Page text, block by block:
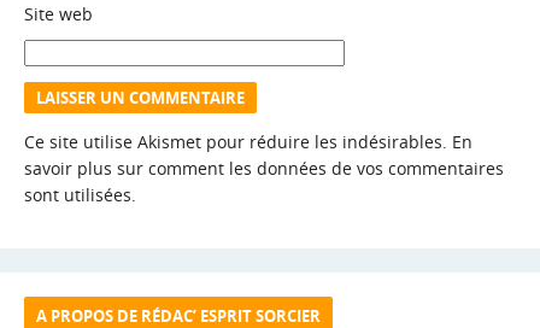
Site web
Ce site utilise Akismet pour réduire les indésirables. En
savoir plus sur comment les données de vos commentaires
sont utilisées
A PROPOS DE RÉDAC’ ESPRIT SORCIER